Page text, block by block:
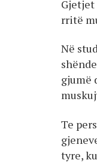
Gjetjet
rritë
Në
gjumë
Te
tyre,